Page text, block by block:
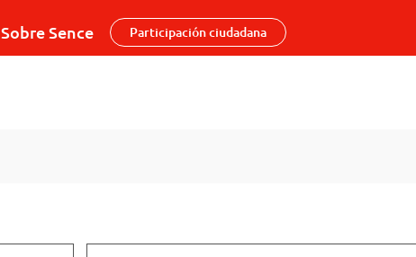
Sobre Sence Participación ciudadana